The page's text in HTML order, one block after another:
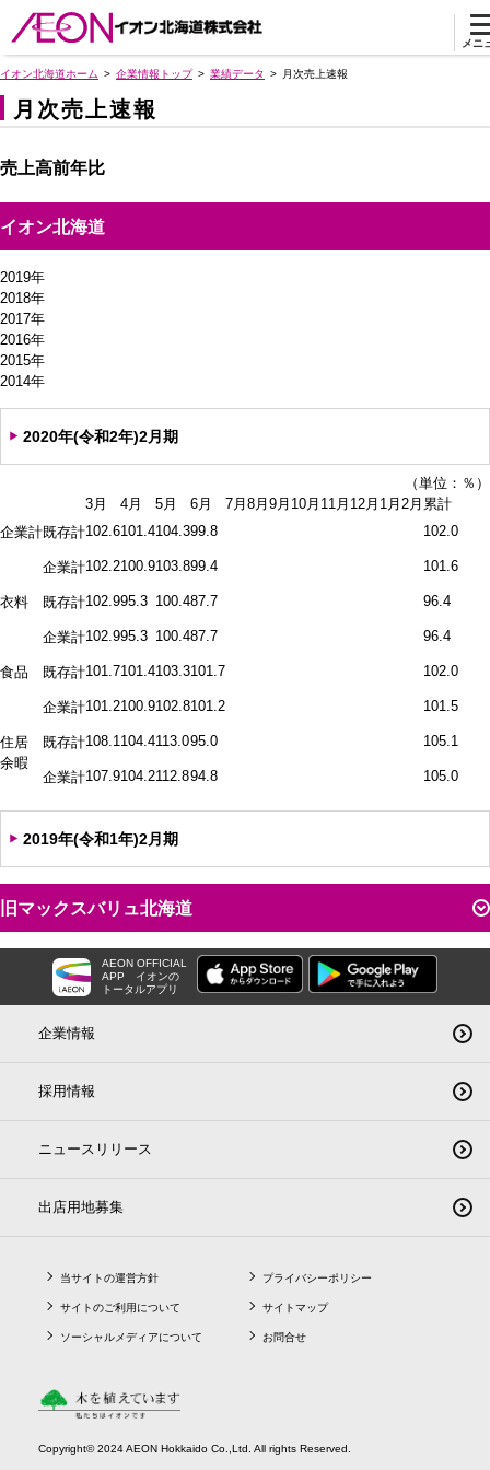
メニ
イオン北海道ホーム 企業情報トップ 業績データ 月次売上速報
月次売上速報
売上高前年比
イオン北海道
2019年
2018年
2017年
2016年
2015年
2014年
2020年(令和2年)2月期
（単位：％）
3月
4月 5月 6月 7月 8月 9月 10月 11月 12月 1月 2月 累計
企業計既存計102.6101.4104.399.8 102.0
企業計102.2100.9103.899.4 101.6
衣料 既存計102.995.3 100.487.7 96.4
企業計102.995.3 100.487.7 96.4
食品 既存計101.7101.4103.3101.7 102.0
企業計101.2100.9102.8101.2 101.5
住居
余暇
既存計108.1104.4113.095.0 105.1
企業計107.9104.2112.894.8 105.0
2019年(令和1年)2月期
旧マックスバリュ北海道
AEON OFFICIAL
APP
イオンの
トータルアプリ
企業情報
採用情報
ニュースリリース
出店用地募集
当サイトの運営方針
サイトのご利用について
ソーシャルメディアについて
プライバシーポリシー
サイトマップ
お問合せ
Copyright© 2024 AEON Hokkaido Co.,Ltd. All rights Reserved.